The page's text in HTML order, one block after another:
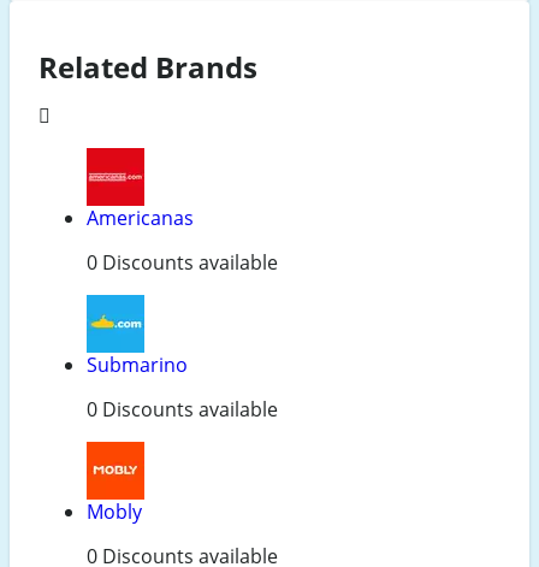
Related Brands
Americanas
0 Discounts available
Submarino
0 Discounts available
Mobly
0 Discounts available